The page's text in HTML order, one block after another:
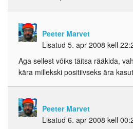
Peeter Marvet
Lisatud 5. apr 2008 kell
Aga sellest võiks täitsa rääkida,
kära millekski positiivseks ära
Peeter Marvet
Lisatud 6. apr 2008 kell